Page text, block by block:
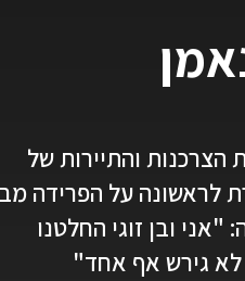
הצרכנות והתיירות של
מדברת לראשונה על הפרידה
20 שנה: "אני ובן זוגי החלטנו
גירש אף אחד"